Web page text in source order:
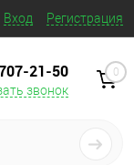
Вход Регистрация
звонок
0